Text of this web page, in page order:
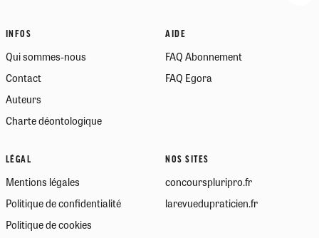
INFOS
Qui sommes-nous
Contact
Auteurs
Charte déontologique
AIDE
FAQ Abonnement
FAQ Egora
LÉGAL
Mentions légales
Politique de confidentialité
Politique de cookies
NOS SITES
concourspluripro.fr
larevuedupraticien.fr